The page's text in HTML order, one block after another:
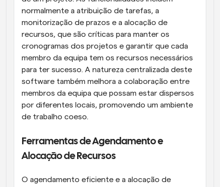
normalmente a atribuição de tarefas, a
monitorização de prazos e a alocação de
recursos, que são críticas para manter os
cronogramas dos projetos e garantir que cada
membro da equipa tem os recursos necessários
para ter sucesso. A natureza centralizada deste
software também melhora a colaboração entre
membros da equipa que possam estar dispersos
por diferentes locais, promovendo um ambiente
de trabalho coeso.
Ferramentas de Agendamento e
Alocação de Recursos
O agendamento eficiente e a alocação de